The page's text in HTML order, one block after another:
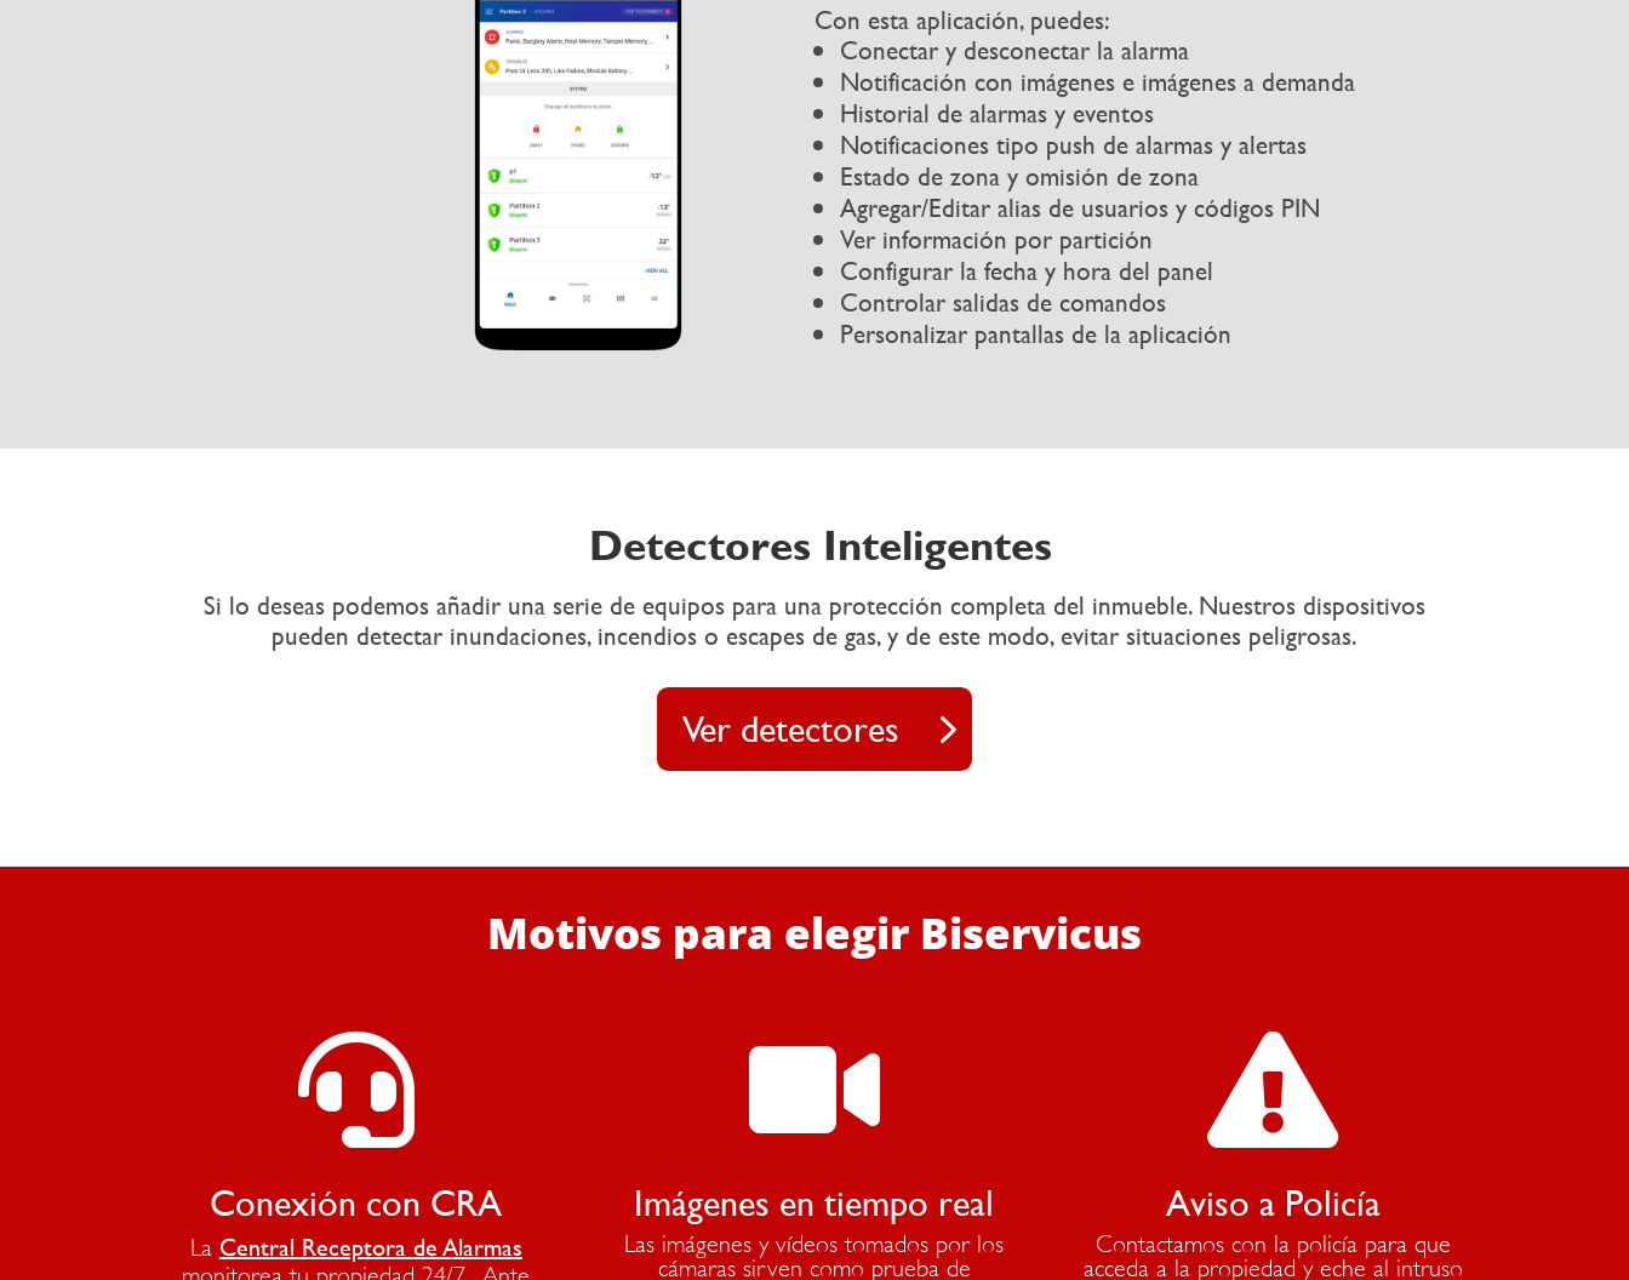
Con esta aplicación, puedes:
Conectar y desconectar la alarma
Notificación con imágenes e imágenes a demanda
Historial de alarmas y eventos
Notificaciones tipo push de alarmas y alertas
Estado de zona y omisión de zona
Agregar/Editar alias de usuarios y códigos PIN
Ver información por partición
Configurar la fecha y hora del panel
Controlar salidas de comandos
Personalizar pantallas de la aplicación
Detectores Inteligentes
Si lo deseas podemos añadir una serie de equipos para una protección completa del inmueble. Nuestros dispositivos
pueden detectar inundaciones, incendios o escapes de gas, y de este modo, evitarsituaciones peligrosas.
Ver detectores
Motivos para elegir Biservicus

Conexión con CRA
La Central Receptora de Alarmas

Imágenes en tiempo real
Las imágenes y vídeos tomados por los
cámaras sirven como prueba de

Aviso a Policía
Contactamos con la policía para que
acceda a la propiedad y eche al intruso